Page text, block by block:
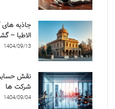
جاذبه
الاطبا –
1404/09/13
نقش
شرکت ها
1404/09/04